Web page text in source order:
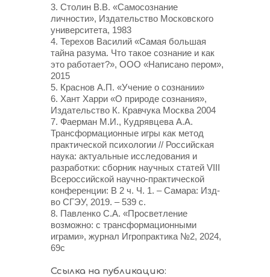
3. Столин В.В. «Самосознание
личности», Издательство Московского
университета, 1983
4. Терехов Василий «Самая большая
тайна разума. Что такое сознание и как
это работает?», ООО «Написано пером»,
2015
5. Краснов А.П. «Учение о сознании»
6. Хант Харри «О природе сознания»,
Издательство К. Кравчука Москва 2004
7. Фаерман М.И., Кудрявцева А.А.
Трансформационные игры как метод
практической психологии // Российская
наука: актуальные исследования и
разработки: сборник научных статей VIII
Всероссийской научно-практической
конференции: В 2 ч. Ч. 1. – Самара: Изд-
во СГЭУ, 2019. – 539 с.
8. Павленко С.А. «Просветление
возможно: с трансформационными
играми», журнал Игропрактика №2, 2024,
69с
Ссылка на публикацию: